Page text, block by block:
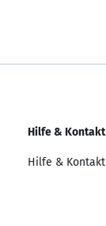
Hilfe & Kontakt
Hilfe & Kontakt